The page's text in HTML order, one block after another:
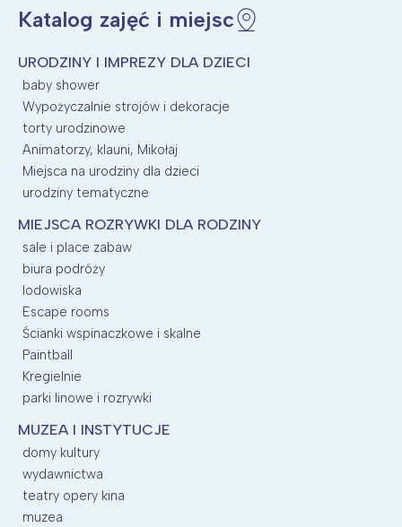
Katalog zajęć i miejsc
URODZINY I IMPREZY DLA DZIECI
baby shower
Wypożyczalnie strojów i dekoracje
torty urodzinowe
Animatorzy, klauni, Mikołaj
Miejsca na urodziny dla dzieci
urodziny tematyczne
MIEJSCA ROZRYWKI DLA RODZINY
sale i place zabaw
biura podróży
lodowiska
Escape rooms
Ścianki wspinaczkowe i skalne
Paintball
Kregielnie
parki linowe i rozrywki
MUZEA I INSTYTUCJE
domy kultury
wydawnictwa
teatry opery kina
muzea